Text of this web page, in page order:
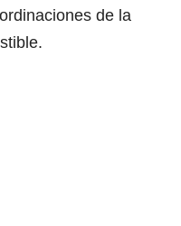
de la